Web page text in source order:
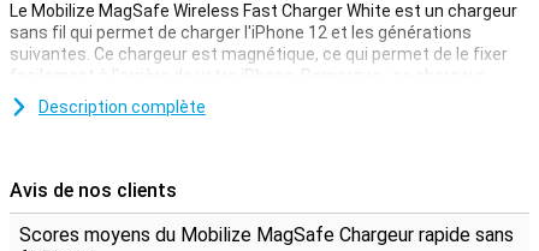
Le Mobilize MagSafe Wireless Fast Charger White est un chargeur
sans fil qui permet de charger l'iPhone 12 et les générations
suivantes. Ce chargeur est magnétique, ce qui permet de le fixer
facilement à l'arrière de votre iPhone. Remarque : ce chargeur
n'utilise pas le port Lightning auquel vous êtes peut-être habitué
chez Apple, mais un port USB-C. Veillez donc à disposer d'un
Description complète
Avis de nos clients
Scores moyens du Mobilize MagSafe Chargeur rapide sans